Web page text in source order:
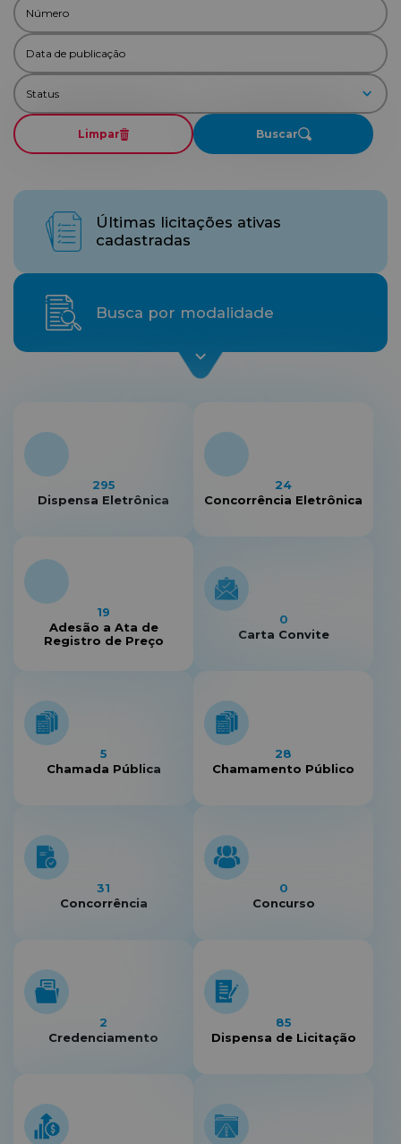
Limpar Buscar
Busca por modalidade
Últimas licitações ativas
cadastradas
0
Carta Convite
31
Concorrência
5
Chamada Pública
2
Credenciamento
0
Concurso
28
Chamamento Público
85
Dispensa de Licitação
295
Dispensa Eletrônica
24
Concorrência Eletrônica
19
Adesão a Ata de
Registro de Preço